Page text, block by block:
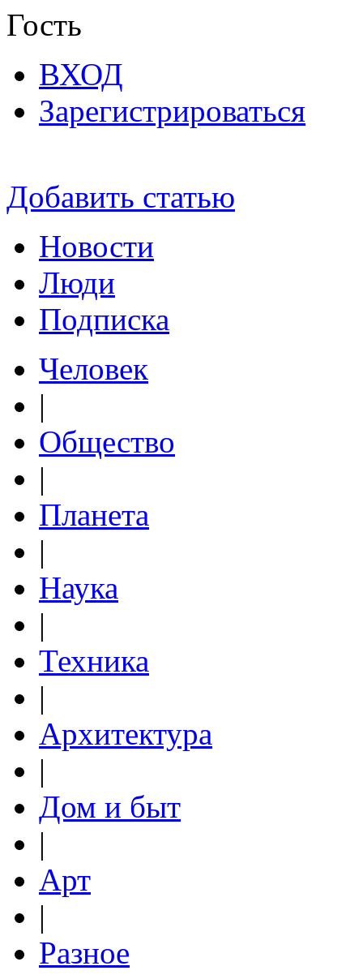
Гость
ВХОД
Зарегистрироваться
Добавить статью
Новости
Люди
Подписка
Человек
|
Общество
|
Планета
|
Наука
|
Техника
|
Архитектура
|
Дом и быт
|
Арт
|
Разное